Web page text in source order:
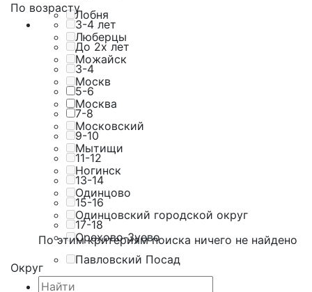
Лобня
Люберцы
Можайск
Москв
Москва
Московский
Мытищи
Ногинск
Одинцово
Одинцовский городской округ
Орехово-Зуево
Павловский Посад
По возрасту
3-4 лет
До 2х лет
3-4
5-6
7-8
9-10
11-12
13-14
15-16
17-18
По этим критериям поиска ничего не найдено
Округ